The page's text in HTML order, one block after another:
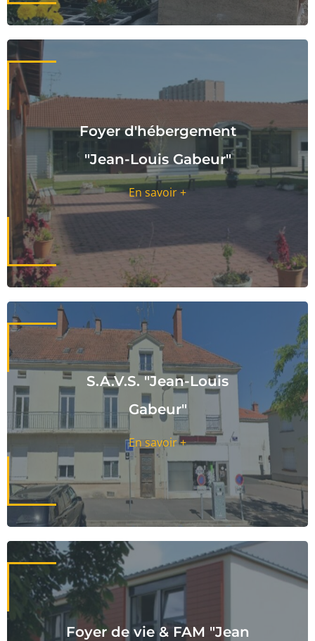
Foyer d'hébergement
"Jean-Louis Gabeur"
En savoir +
S.A.V.S. "Jean-Louis
Gabeur"
En savoir +
Foyer de vie & FAM "Jean